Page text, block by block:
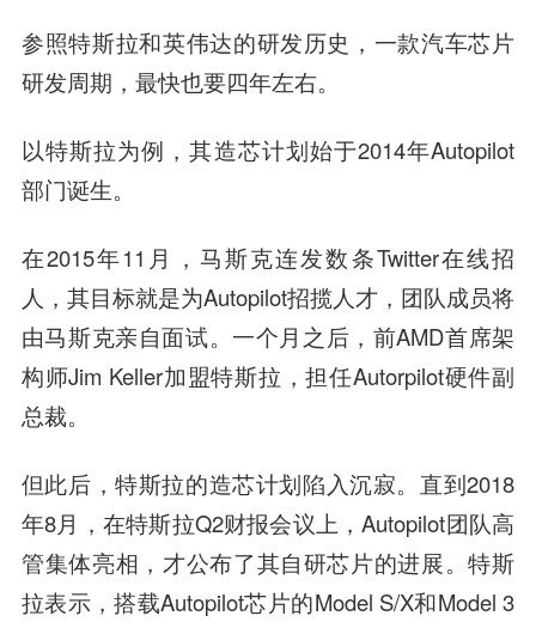
参照特斯拉和英伟达的研发历史，一款汽车芯片
研发周期，最快也要四年左右。
以特斯拉为例，其造芯计划始于2014年Autopilot
部门诞生。
在2015年11月，马斯克连发数条Twitter在线招
人，其目标就是为Autopilot招揽人才，团队成员将
由马斯克亲自面试。一个月之后，前AMD首席架
构师Jim Keller加盟特斯拉，担任Autorpilot硬件副
总裁。
但此后，特斯拉的造芯计划陷入沉寂。直到2018
年8月，在特斯拉Q2财报会议上，Autopilot团队高
管集体亮相，才公布了其自研芯片的进展。特斯
拉表示，搭载Autopilot芯片的Model S/X和Model 3